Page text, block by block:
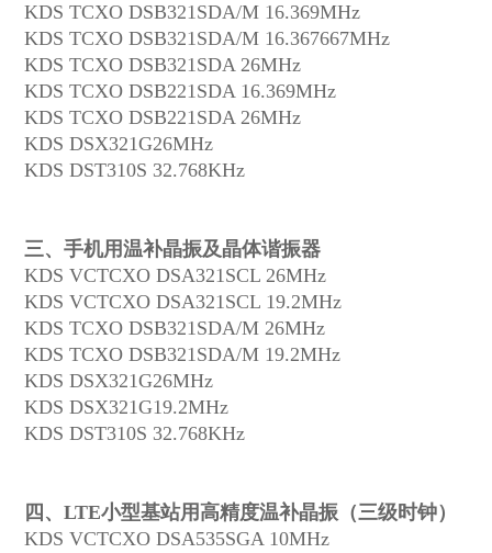
KDS TCXO DSB321SDA/M 16.369MHz
KDS TCXO DSB321SDA/M 16.367667MHz
KDS TCXO DSB321SDA 26MHz
KDS TCXO DSB221SDA 16.369MHz
KDS TCXO DSB221SDA 26MHz
KDS DSX321G26MHz
KDS DST310S 32.768KHz
三、手机用温补晶振及晶体谐振器
KDS VCTCXO DSA321SCL 26MHz
KDS VCTCXO DSA321SCL 19.2MHz
KDS TCXO DSB321SDA/M 26MHz
KDS TCXO DSB321SDA/M 19.2MHz
KDS DSX321G26MHz
KDS DSX321G19.2MHz
KDS DST310S 32.768KHz
四、LTE小型基站用高精度温补晶振（三级时钟）
KDS VCTCXO DSA535SGA 10MHz